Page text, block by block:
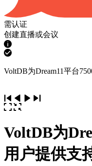
需认证
创建直播或会议
VoltDB为Dream11平台
VoltDB为
用户提供支